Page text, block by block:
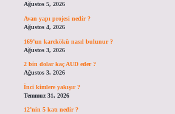
Ağustos 5, 2026
Avan yapı projesi nedir ?
Ağustos 4, 2026
169’un karekökü nasıl bulunur ?
Ağustos 3, 2026
2 bin dolar kaç AUD eder ?
Ağustos 3, 2026
İnci kimlere yakışır ?
Temmuz 31, 2026
12’nin 5 katı nedir ?